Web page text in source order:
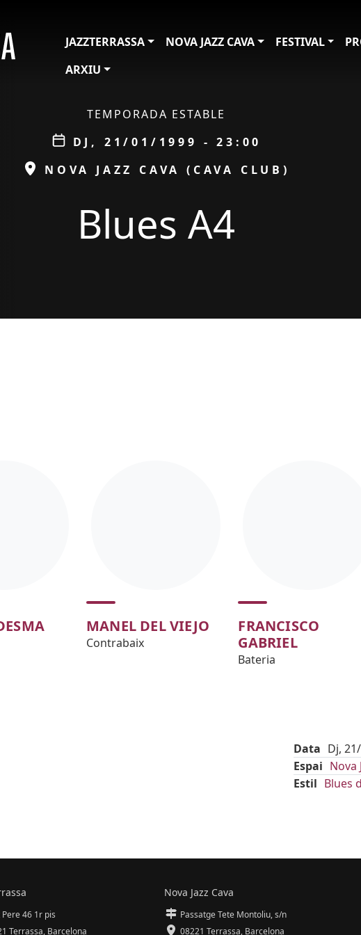
JAZZTERRASSA
NOVA JAZZ CAVA FESTIVAL
ARXIU
TEMPORADA ESTABLE
Data
DJ, 21/01/1999 - 23:00
ESPAI
NOVA JAZZ CAVA (CAVA CLUB)
Blues A4
MANEL DEL VIEJO
Contrabaix
FRANCISCO
GABRIEL
Bateria
Data Dj,
Espai Nova
Estil Blues
Pere 46 1r pis
Terrassa, Barcelona
Nova Jazz Cava
Passatge Tete Montoliu, s/n
08221 Terrassa, Barcelona